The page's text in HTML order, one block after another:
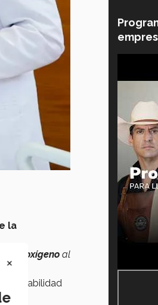
la
y oxígeno al
probabilidad
×